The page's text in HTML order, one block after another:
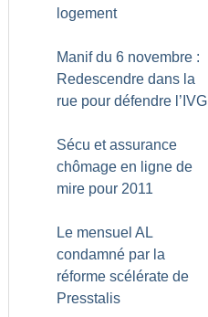
logement
Manif du 6 novembre :
Redescendre dans la
rue pour défendre l’IVG
Sécu et assurance
chômage en ligne de
mire pour 2011
Le mensuel AL
condamné par la
réforme scélérate de
Presstalis